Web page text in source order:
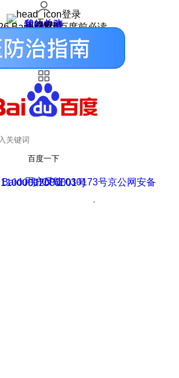
登录
我的关注
我的收藏
皮肤中心
用户反馈
设置
Baidu 使用百度前必读
百度一下
用户反馈
京ICP证030173号
京公网安备11000002000001号